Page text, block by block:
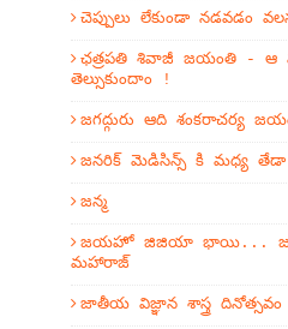
చెప్పులు లేకుండా నడవడం
ఛత్రపతి శివాజీ జయంతి - ఆ
తెల్సుకుందాం !
జగద్గురు ఆది శంకరాచర్య
జనరిక్ మెడిసిన్స్ కి మధ్య
జన్మ
జయహో జిజియా భాయి...
మహారాజ్
జాతీయ విజ్ఞాన శాస్త్ర